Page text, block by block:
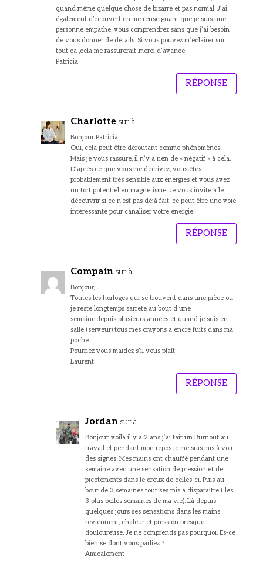
quand même quelque chose de bizarre et pas normal. J’ai
également d’ecouvert en me renseignant que je suis une
personne empathe, vous comprendrez sans que j’ai besoin
de vous donner de détails. Si vous pouvez m’éclairer sur
tout ça ,cela me rassurerait..merci d’avance
Patricia
RÉPONSE
Charlotte sur à
Bonjour Patricia,
Oui, cela peut être déroutant comme phénomènes!
Mais je vous rassure, il n’y a rien de « négatif » à cela.
D’après ce que vous me décrivez, vous êtes
probablement très sensible aux énergies et vous avez
un fort potentiel en magnétisme. Je vous invite à le
découvrir si ce n’est pas déjà fait, ce peut être une voie
intéressante pour canaliser votre énergie.
RÉPONSE
Compain sur à
Bonjour,
Toutes les horloges qui se trouvent dans une pièce ou
je reste longtemps sarrete au bout d une
semaine,depuis plusieurs années et quand je suis en
salle (serveur) tous mes crayons a encre fuits dans ma
poche.
Pourriez vous maidez s’il vous plaît.
Laurent
RÉPONSE
Jordan sur à
Bonjour, voilà il y a 2 ans j’ai fait un Burnout au
travail et pendant mon repos je me suis mis à voir
des signes. Mes mains ont chauffé pendant une
semaine avec une sensation de pression et de
picotements dans le creux de celles-ci. Puis au
bout de 3 semaines tout ses mis à disparaitre ( les
3 plus belles semaines de ma vie). Là depuis
quelques jours ses sensations dans les mains
reviennent, chaleur et pression presque
douloureuse. Je ne comprends pas pourquoi. Es-ce
bien se dont vous parliez ?
Amicalement